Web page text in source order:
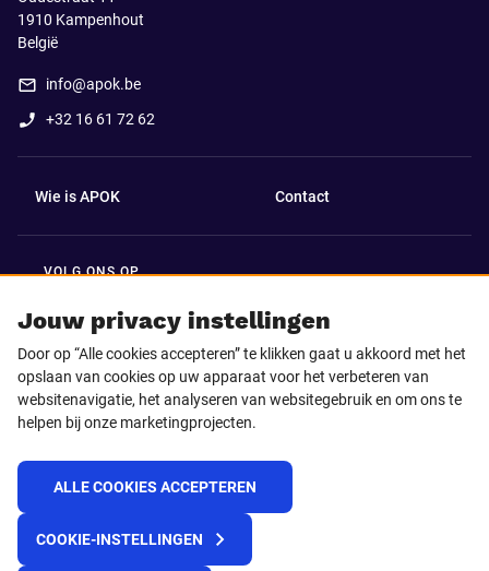
Jouw privacy instellingen
Door op “Alle cookies accepteren” te klikken gaat u akkoord met het
opslaan van cookies op uw apparaat voor het verbeteren van
websitenavigatie, het analyseren van websitegebruik en om ons te
helpen bij onze marketingprojecten.
ALLE COOKIES ACCEPTEREN
COOKIE-INSTELLINGEN
1910 Kampenhout
België
info@apok.be
+32 16 61 72 62
Wie is APOK Contact
VOLG ONS OP
Facebook
Instagram TikTok